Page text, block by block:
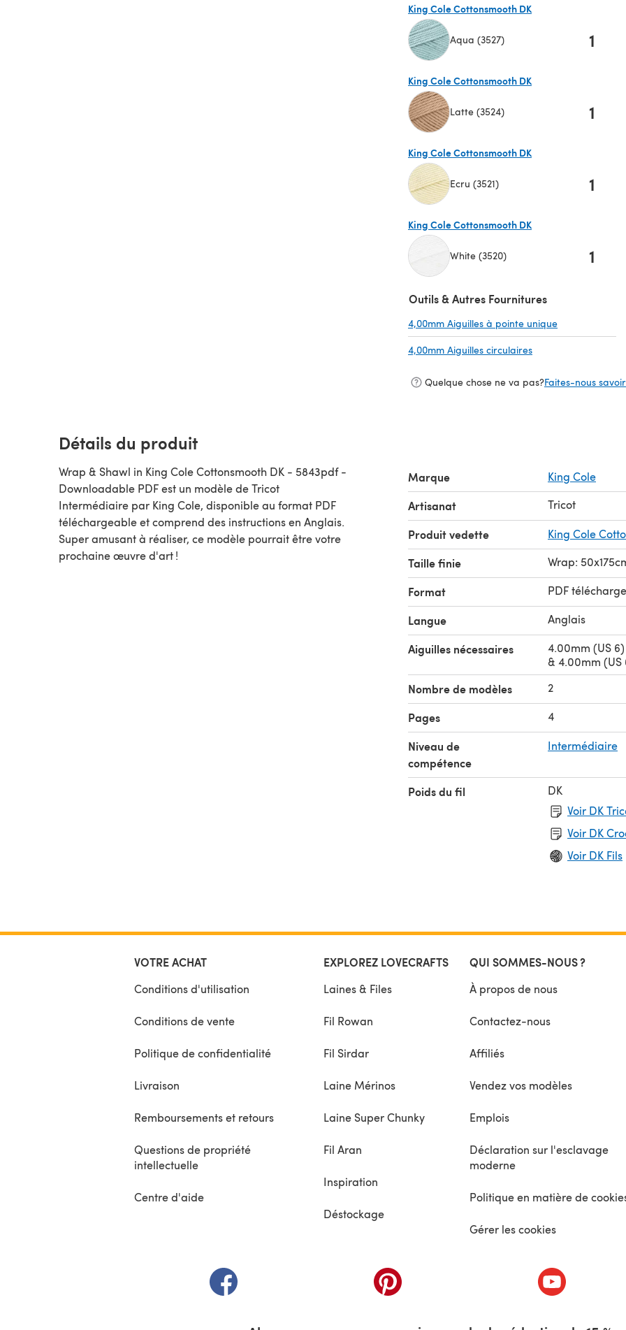
King Cole Cottonsmooth DK
Aqua (3527) 1
King Cole Cottonsmooth DK
Latte (3524) 1
King Cole Cottonsmooth DK
Ecru (3521) 1
King Cole Cottonsmooth DK
White (3520) 1
Outils & Autres Fournitures
4,00mm Aiguilles à pointe unique
4,00mm Aiguilles circulaires
Quelque chose ne va pas?Faites-nous
Détails du produit
Wrap & Shawl in King Cole Cottonsmooth DK - 5843pdf -
Downloadable PDF est un modèle de Tricot
Intermédiaire par King Cole, disponible au format PDF
téléchargeable et comprend des instructions en Anglais.
Super amusant à réaliser, ce modèle pourrait être votre
prochaine œuvre d'art !
Marque King Cole
Artisanat Tricot
Produit vedette King Cole
Taille finie Wrap:
Format PDF
Langue Anglais
Aiguilles nécessaires
4.00mm (US
& 4.00mm
Nombre de modèles 2
Pages 4
Niveau de
compétence
Intermédiaire
Poids du fil
DK
Voir DK
Voir DK
Voir DK Fils
VOTRE ACHAT
Conditions d'utilisation
Conditions de vente
Politique de confidentialité
Livraison
Remboursements et retours
Questions de propriété
intellectuelle
Centre d'aide
EXPLOREZ LOVECRAFTS
Laines & Files
Fil Rowan
Fil Sirdar
Laine Mérinos
Laine Super Chunky
Fil Aran
Inspiration
Déstockage
QUI SOMMES-NOUS ?
À propos de nous
Contactez-nous
Affiliés
Vendez vos modèles
Emplois
Déclaration sur l'esclavage
moderne
Politique en matière de
Gérer les cookies
(s'ouvre dans un nouvel onglet) (s'ouvre dans un nouvel onglet) (s'ouvre dans